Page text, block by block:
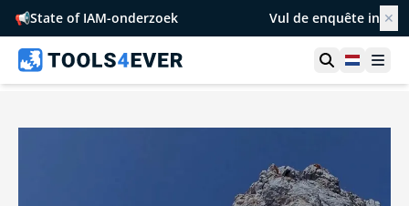
📢State of IAM-onderzoek Vul de enquête in ✕
Toon zoek